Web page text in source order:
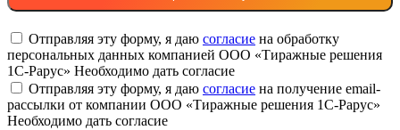
Отправляя эту форму, я даю согласие на обработку
персональных данных компанией ООО «Тиражные решения
1С-Рарус» Необходимо дать согласие
Отправляя эту форму, я даю согласие на получение email-
рассылки от компании ООО «Тиражные решения 1С-Рарус»
Необходимо дать согласие